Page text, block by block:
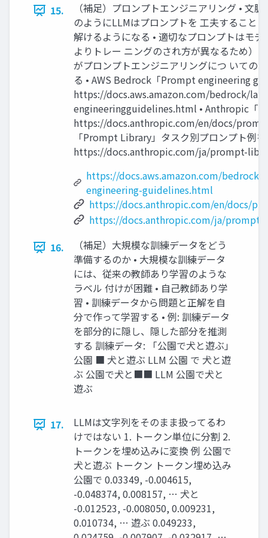
15.
（補足）プロンプトエンジニアリング • 文
のようにLLMはプロンプトを 工夫すること
解けるようになる • 適切なプロンプトはモ
よりトレー ニングのされ方が異なるため）
がプロンプトエンジニアリングにつ いての
る • AWS Bedrock「Prompt engineering
https://docs.aws.amazon.com/bedrock/
engineeringguidelines.html • Anthropic「
https://docs.anthropic.com/en/docs/
「Prompt Library」タスク別プロンプト例
https://docs.anthropic.com/ja/prompt-
https://docs.aws.amazon.com/
engineering-guidelines.html
https://docs.anthropic.com/en/docs/
https://docs.anthropic.com/ja/prompt-
16.
（補足）大規模な訓練データをどう
準備するのか • 大規模な訓練データ
には、従来の教師あり学習のような
ラベル 付けが困難 • 自己教師あり学
習 • 訓練データから問題と正解を自
分で作って学習する • 例: 訓練データ
を部分的に隠し、隠した部分を推測
する 訓練データ: 「公園で犬と遊ぶ」
公園 ■ 犬と遊ぶ LLM 公園 で 犬と遊
ぶ 公園で犬と■■ LLM 公園で犬と
遊ぶ
17.
LLMは文字列をそのまま扱ってるわ
けではない 1. トークン単位に分割 2.
トークンを埋め込みに変換 例 公園で
犬と遊ぶ トークン トークン埋め込み
公園で 0.03349, -0.004615,
-0.048374, 0.008157, … 犬と
-0.012523, -0.008050, 0.009231,
0.010734, … 遊ぶ 0.049233,